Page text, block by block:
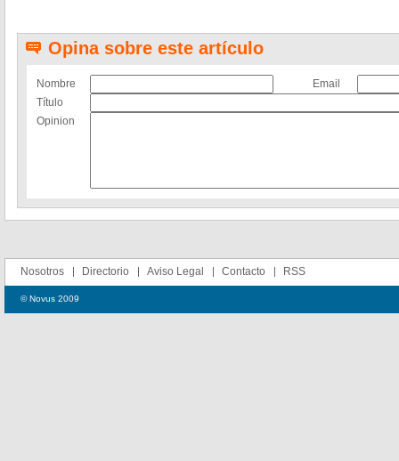
Opina sobre este artículo
Nombre
Email
Título
Opinion
Nosotros Directorio Aviso Legal Contacto RSS
© Novus 2009